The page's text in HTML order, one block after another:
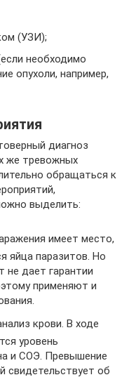
(УЗИ);
необходимо
опухоли, например,
диагноз
же тревожных
обращаться к
выделить:
имеет место,
яйца паразитов. Но
не дает гарантии
применяют и
крови. В ходе
уровень
и СОЭ. Превышение
свидетельствует об